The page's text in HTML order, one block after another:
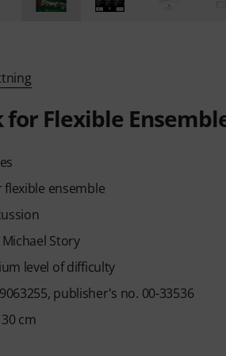
for Flexible
ensemble
Story
level of difficulty
publisher's no. 00-33536
cm